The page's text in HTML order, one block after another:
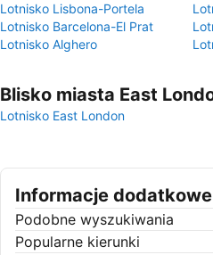
Lotnisko Lisbona-Portela
Lotnisko Barcelona-El Prat
Lotnisko Alghero
Blisko miasta East
Lotnisko East London
Informacje dodatkowe
Podobne wyszukiwania
Popularne kierunki